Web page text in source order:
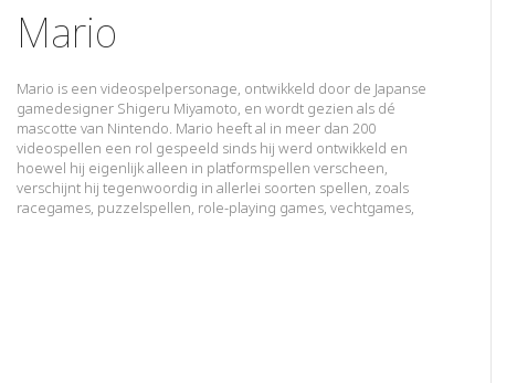
Mario
Mario is een videospelpersonage, ontwikkeld door de Japanse
gamedesigner Shigeru Miyamoto, en wordt gezien als dé
mascotte van Nintendo. Mario heeft al in meer dan 200
videospellen een rol gespeeld sinds hij werd ontwikkeld en
hoewel hij eigenlijk alleen in platformspellen verscheen,
verschijnt hij tegenwoordig in allerlei soorten spellen, zoals
racegames, puzzelspellen, role-playing games, vechtgames,